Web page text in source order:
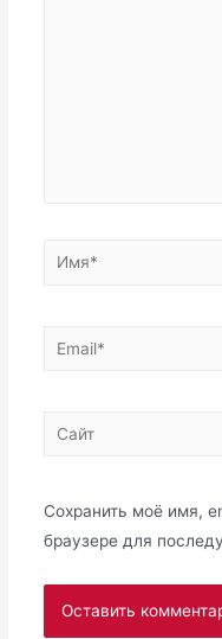
Имя*
Email*
Сайт
Сохранить моё имя,
браузере для